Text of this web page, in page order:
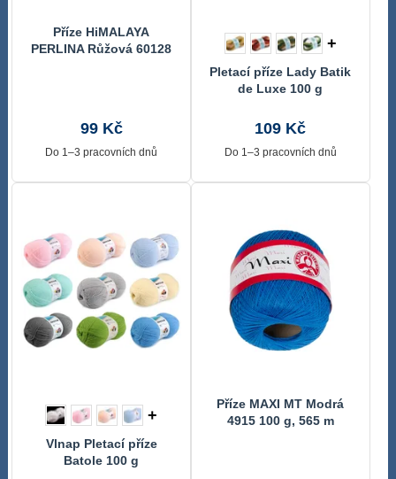
Příze HiMALAYA
PERLINA Růžová 60128
99 Kč
Do 1–3 pracovních dnů
+
Pletací příze Lady Batik
de Luxe 100 g
109 Kč
Do 1–3 pracovních dnů
+
Vlnap Pletací příze
Batole 100 g
Příze MAXI MT Modrá
4915 100 g, 565 m